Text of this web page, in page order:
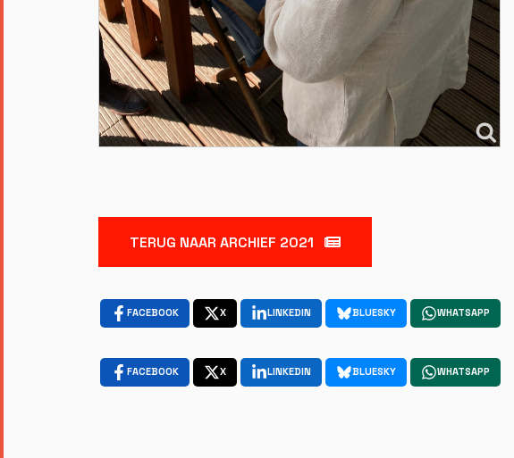
TERUG NAAR ARCHIEF 2021
FACEBOOK X LINKEDIN BLUESKY WHATSAPP
FACEBOOK X LINKEDIN BLUESKY WHATSAPP